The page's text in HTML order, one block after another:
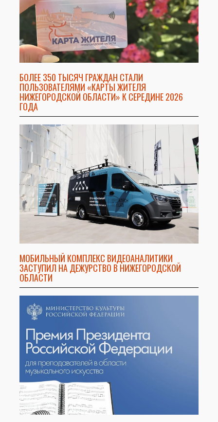
БОЛЕЕ 350 ТЫСЯЧ ГРАЖДАН СТАЛИ
ПОЛЬЗОВАТЕЛЯМИ «КАРТЫ ЖИТЕЛЯ
НИЖЕГОРОДСКОЙ ОБЛАСТИ» К СЕРЕДИНЕ 2026
ГОДА
МОБИЛЬНЫЙ КОМПЛЕКС ВИДЕОАНАЛИТИКИ
ЗАСТУПИЛ НА ДЕЖУРСТВО В НИЖЕГОРОДСКОЙ
ОБЛАСТИ